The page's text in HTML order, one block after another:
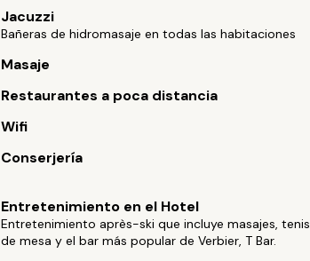
Jacuzzi
Bañeras de hidromasaje en todas las habitaciones
Masaje
Restaurantes a poca distancia
Wifi
Conserjería
Entretenimiento en el Hotel
Entretenimiento après-ski que incluye masajes, tenis
de mesa y el bar más popular de Verbier, T Bar.